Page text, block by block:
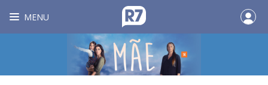
MENU